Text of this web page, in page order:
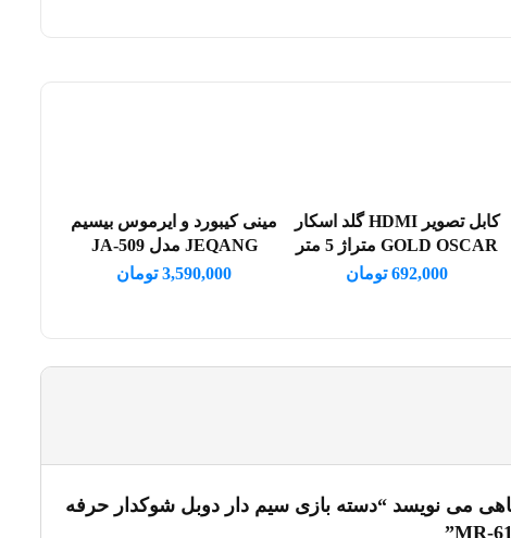
افزودن به سبد خریدکابل تصویر HDMI گلد اسکار
GOLD OSCAR متراژ 5 متر
692,000 تومان
افزودن به سبد خرید
مینی کیبورد و ایرموس بیسیم
JEQANG مدل JA-509
3,590,000 تومان
می نویسد “دسته بازی سیم دار دوبل شوکدار حرفه